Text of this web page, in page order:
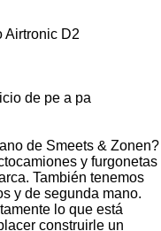
Airtronic D2
de pe a pa
de Smeets & Zonen?
y furgonetas
También tenemos
y de segunda mano.
lo que está
construirle un